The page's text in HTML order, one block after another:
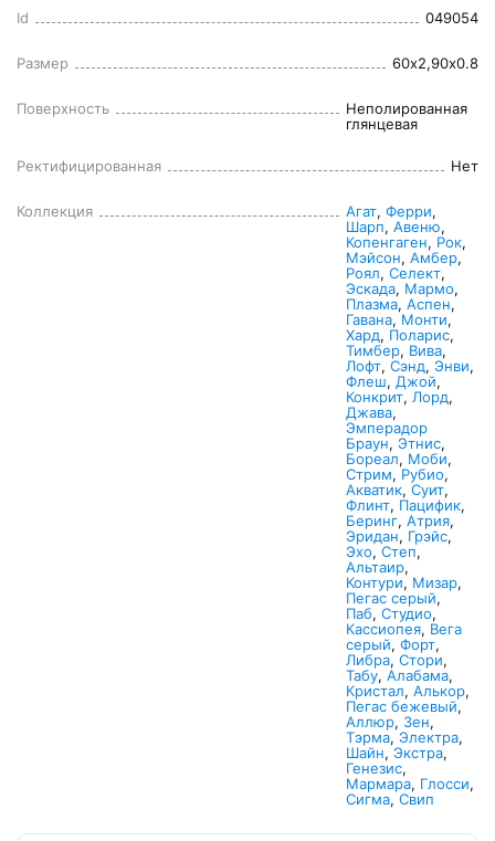
Id 049054
Размер 60x2,90x0.8
Поверхность
Неполированная
глянцевая
Ректифицированная Нет
Коллекция Агат, Ферри
Шарп, Авеню
Копенгаген, Рок
Мэйсон, Амбер
Роял, Селект
Эскада, Мармо
Плазма, Аспен
Гавана, Монти
Хард, Поларис
Тимбер, Вива
Лофт, Сэнд, Энви
Флеш, Джой
Конкрит, Лорд
Джава
Эмперадор
Браун, Этнис
Бореал, Моби
Стрим, Рубио
Акватик, Суит
Флинт, Пацифик
Беринг, Атрия
Эридан, Грэйс
Эхо, Степ
Альтаир
Контури, Мизар
Пегас серый
Паб, Студио
Кассиопея, Вега
серый, Форт
Либра, Стори
Табу, Алабама
Кристал, Алькор
Пегас бежевый
Аллюр, Зен
Тэрма, Электра
Шайн, Экстра
Генезис
Мармара, Глосси
Сигма, Свип